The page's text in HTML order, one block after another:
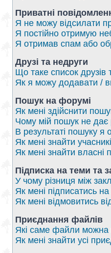
Приватні
Я не можу відсилати
Я постійно отримую
Я отримав спам або
Друзі та недруги
Що таке список друзів
Як я можу додавати /
Пошук на форумі
Як мені здійснити
Чому мій пошук не дає
В результаті пошуку я
Як мені знайти
Як мені знайти власні
Підписка на теми та
У чому різниця між
Як мені підписатись
Як мені відмовитись
Приєднання файлів
Які саме файли можна
Як мені знайти усі